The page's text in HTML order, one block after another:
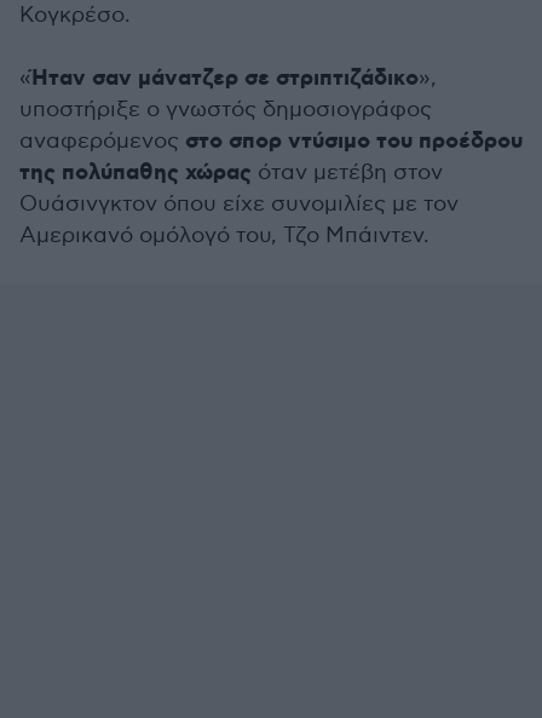
Κογκρέσο.
«Ήταν σαν μάνατζερ σε στριπτιζάδικο»,
υποστήριξε ο γνωστός δημοσιογράφος
αναφερόμενος στο σπορ ντύσιμο του προέδρου
της πολύπαθης χώρας όταν μετέβη στον
Ουάσινγκτον όπου είχε συνομιλίες με τον
Αμερικανό ομόλογό του, Τζο Μπάιντεν.